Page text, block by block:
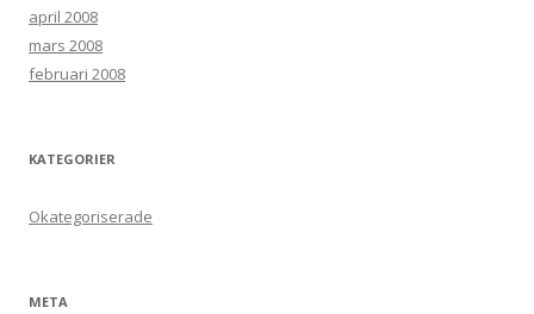
april 2008
mars 2008
februari 2008
KATEGORIER
Okategoriserade
META